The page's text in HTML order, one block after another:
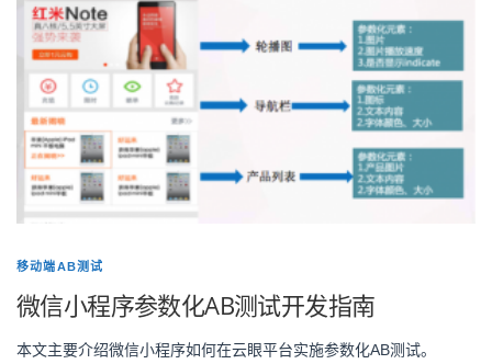
移动端AB测试
微信小程序参数化AB测试开发指南
本文主要介绍微信小程序如何在云眼平台实施参数化AB测试。